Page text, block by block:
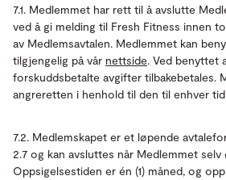
7.1. Medlemmet har rett til å avslutte
ved å gi melding til Fresh Fitness innen
av Medlemsavtalen. Medlemmet kan
tilgjengelig på vår nettside. Ved benyttet
forskuddsbetalte avgifter tilbakebetales.
angreretten i henhold til den til enhver
7.2. Medlemskapet er et løpende
2.7 og kan avsluttes når Medlemmet selv
Oppsigelsestiden er én (1) måned, og